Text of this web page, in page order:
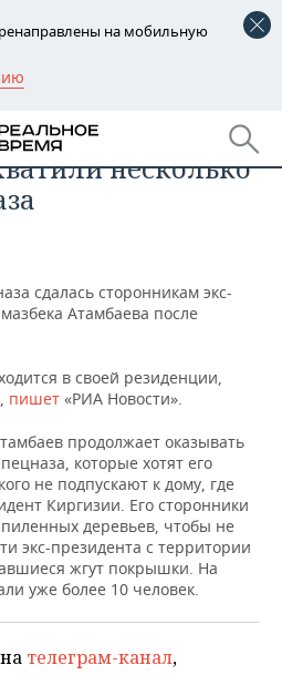
на мобильную
что сторонники
несколько
сдалась сторонникам экс-
Атамбаева после
в своей резиденции,
пишет «РИА Новости».
продолжает оказывать
которые хотят его
не подпускают к дому, где
Киргизии. Его сторонники
деревьев, чтобы не
экс-президента с территории
жгут покрышки. На
уже более 10 человек.
телеграм-канал,